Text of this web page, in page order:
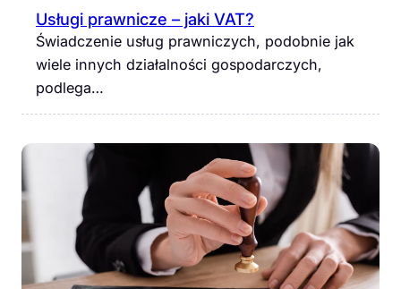
Usługi prawnicze – jaki VAT?
Świadczenie usług prawniczych, podobnie jak
wiele innych działalności gospodarczych,
podlega…